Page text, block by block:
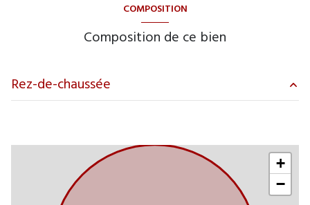
COMPOSITION
Composition de ce bien
Rez-de-chaussée
couloir
7 m²
2 m²
24 m²
+
−